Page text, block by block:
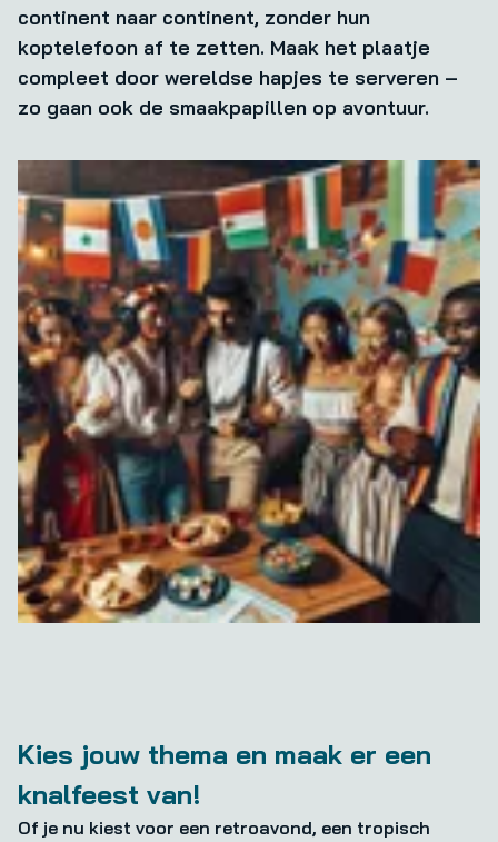
continent naar continent, zonder hun
koptelefoon af te zetten. Maak het plaatje
compleet door wereldse hapjes te serveren –
zo gaan ook de smaakpapillen op avontuur.
Kies jouw thema en maak er een
knalfeest van!
Of je nu kiest voor een retroavond, een tropisch